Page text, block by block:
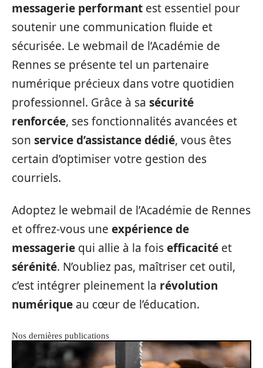
messagerie performant est essentiel pour
soutenir une communication fluide et
sécurisée. Le webmail de l’Académie de
Rennes se présente tel un partenaire
numérique précieux dans votre quotidien
professionnel. Grâce à sa sécurité
renforcée, ses fonctionnalités avancées et
son service d’assistance dédié, vous êtes
certain d’optimiser votre gestion des
courriels.
Adoptez le webmail de l’Académie de Rennes
et offrez-vous une expérience de
messagerie qui allie à la foisefficacité et
sérénité. N’oubliez pas, maîtriser cet outil,
c’est intégrer pleinement la révolution
numérique au cœur de l’éducation.
Nos dernières publications